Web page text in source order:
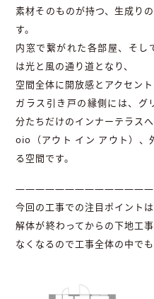
素材そのものが持つ、生成り
す。
内窓で繋がれた各部屋、そし
は光と風の通り道となり、
空間全体に開放感とアクセント
ガラス引き戸の縁側には、グ
分たちだけのインナーテラスへ
oio（アウト イン アウト）、
る空間です。
今回の工事での注目ポイントは
解体が終わってからの下地工
なくなるので工事全体の中で